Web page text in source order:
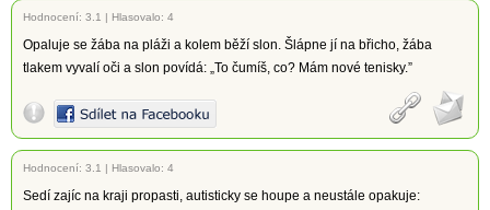
Hodnocení: 3.1 | Hlasovalo: 4
Opaluje se žába na pláži a kolem běží slon. Šlápne jí na břicho, žába
tlakem vyvalí oči a slon povídá: „To čumíš, co? Mám nové tenisky.”
Hodnocení: 3.1 | Hlasovalo: 4
Sedí zajíc na kraji propasti, autisticky se houpe a neustále opakuje: